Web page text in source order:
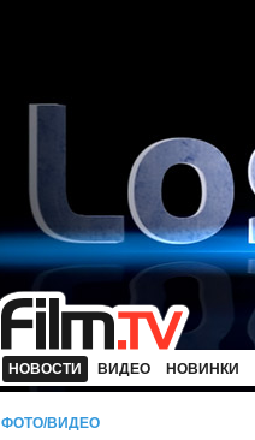
НОВОСТИ ВИДЕО НОВИНКИ
ФОТО/ВИДЕО